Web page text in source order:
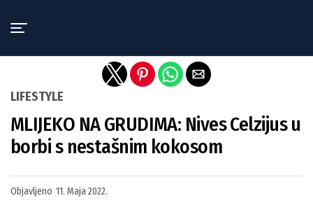
LIFESTYLE
MLIJEKO NA GRUDIMA: Nives Celzijus u
borbi s nestašnim kokosom
Objavljeno 11. Maja 2022.